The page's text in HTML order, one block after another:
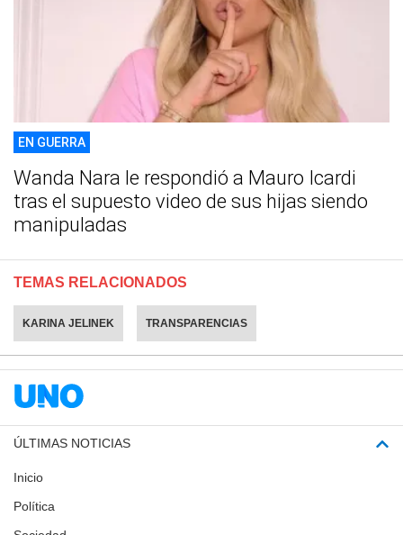
EN GUERRA
Wanda Nara le respondió a Mauro Icardi
tras el supuesto video de sus hijas siendo
manipuladas
TEMAS RELACIONADOS
KARINA JELINEK TRANSPARENCIAS
ÚLTIMAS NOTICIAS
Inicio
Política